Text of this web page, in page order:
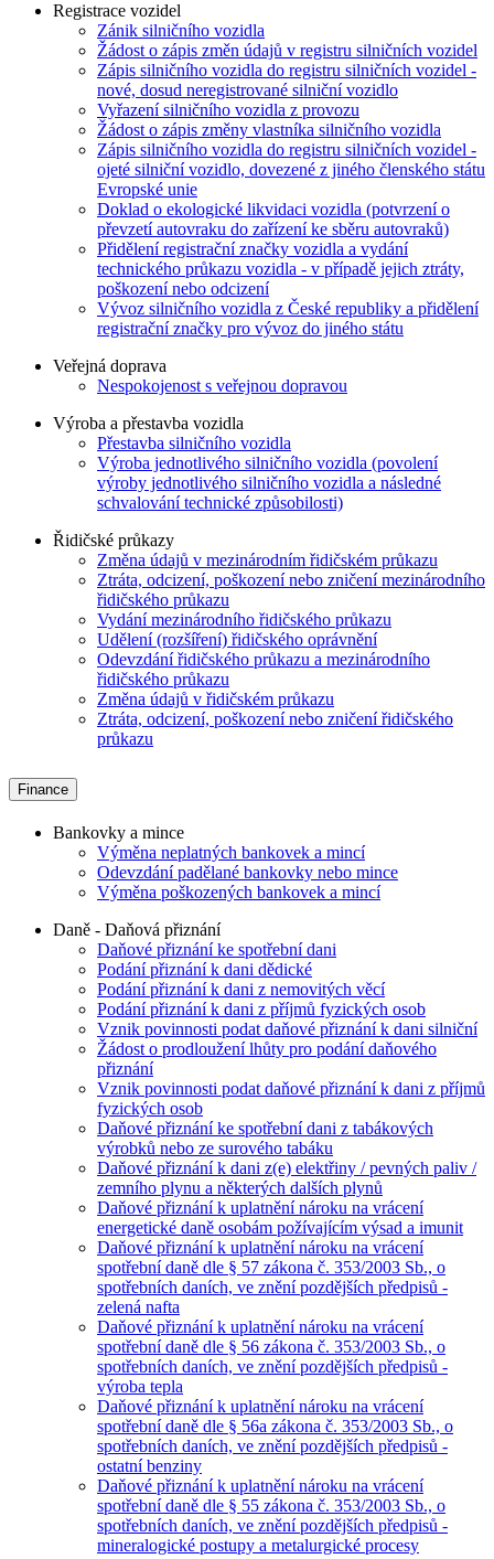
Registrace vozidel
Zánik silničního vozidla
Žádost o zápis změn údajů v registru silničních vozidel
Zápis silničního vozidla do registru silničních vozidel -
nové, dosud neregistrované silniční vozidlo
Vyřazení silničního vozidla z provozu
Žádost o zápis změny vlastníka silničního vozidla
Zápis silničního vozidla do registru silničních vozidel -
ojeté silniční vozidlo, dovezené z jiného členského státu
Evropské unie
Doklad o ekologické likvidaci vozidla (potvrzení o
převzetí autovraku do zařízení ke sběru autovraků)
Přidělení registrační značky vozidla a vydání
technického průkazu vozidla - v případě jejich ztráty,
poškození nebo odcizení
Vývoz silničního vozidla z České republiky a přidělení
registrační značky pro vývoz do jiného státu
Veřejná doprava
Nespokojenost s veřejnou dopravou
Výroba a přestavba vozidla
Přestavba silničního vozidla
Výroba jednotlivého silničního vozidla (povolení
výroby jednotlivého silničního vozidla a následné
schvalování technické způsobilosti)
Řidičské průkazy
Změna údajů v mezinárodním řidičském průkazu
Ztráta, odcizení, poškození nebo zničení mezinárodního
řidičského průkazu
Vydání mezinárodního řidičského průkazu
Udělení (rozšíření) řidičského oprávnění
Odevzdání řidičského průkazu a mezinárodního
řidičského průkazu
Změna údajů v řidičském průkazu
Ztráta, odcizení, poškození nebo zničení řidičského
průkazu
Finance
Bankovky a mince
Výměna neplatných bankovek a mincí
Odevzdání padělané bankovky nebo mince
Výměna poškozených bankovek a mincí
Daně - Daňová přiznání
Daňové přiznání ke spotřební dani
Podání přiznání k dani dědické
Podání přiznání k dani z nemovitých věcí
Podání přiznání k dani z příjmů fyzických osob
Vznik povinnosti podat daňové přiznání k dani silniční
Žádost o prodloužení lhůty pro podání daňového
přiznání
Vznik povinnosti podat daňové přiznání k dani z příjmů
fyzických osob
Daňové přiznání ke spotřební dani z tabákových
výrobků nebo ze surového tabáku
Daňové přiznání k dani z(e) elektřiny / pevných paliv /
zemního plynu a některých dalších plynů
Daňové přiznání k uplatnění nároku na vrácení
energetické daně osobám požívajícím výsad a imunit
Daňové přiznání k uplatnění nároku na vrácení
spotřební daně dle § 57 zákona č. 353/2003 Sb., o
spotřebních daních, ve znění pozdějších předpisů -
zelená nafta
Daňové přiznání k uplatnění nároku na vrácení
spotřební daně dle § 56 zákona č. 353/2003 Sb., o
spotřebních daních, ve znění pozdějších předpisů -
výroba tepla
Daňové přiznání k uplatnění nároku na vrácení
spotřební daně dle § 56a zákona č. 353/2003 Sb., o
spotřebních daních, ve znění pozdějších předpisů -
ostatní benziny
Daňové přiznání k uplatnění nároku na vrácení
spotřební daně dle § 55 zákona č. 353/2003 Sb., o
spotřebních daních, ve znění pozdějších předpisů -
mineralogické postupy a metalurgické procesy